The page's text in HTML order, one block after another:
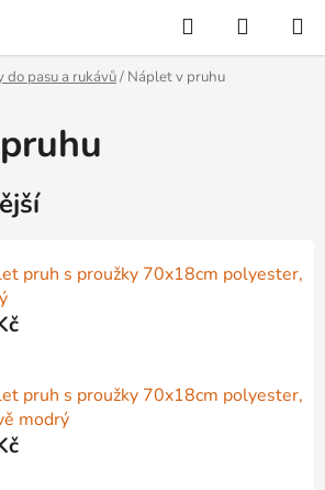
Hledat
KOŠÍK
do pasu a rukávů/ Náplet v pruhu
pruh s proužky 70x18cm polyester,
pruh s proužky 70x18cm polyester,
modrý